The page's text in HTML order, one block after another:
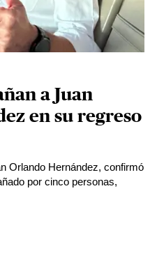
a Juan
en su regreso
Orlando Hernández, confirmó
por cinco personas,